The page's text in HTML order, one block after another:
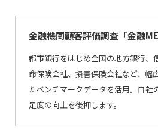
金融機関顧客評価調査「金融
都市銀行をはじめ全国の地方銀行、
命保険会社、損害保険会社など、幅
たベンチマークデータを活用。自社
足度の向上を後押します。